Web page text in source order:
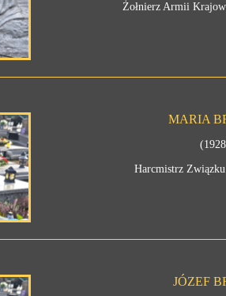
Żołnierz Armii
MARIA
Harcmistrz
JÓZEF